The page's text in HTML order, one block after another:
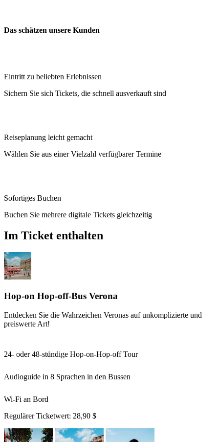
Das schätzen unsere Kunden
Eintritt zu beliebten Erlebnissen
Sichern Sie sich Tickets, die schnell ausverkauft sind
Reiseplanung leicht gemacht
Wählen Sie aus einer Vielzahl verfügbarer Termine
Sofortiges Buchen
Buchen Sie mehrere digitale Tickets gleichzeitig
Im Ticket enthalten
Hop-on Hop-off-Bus Verona
Entdecken Sie die Wahrzeichen Veronas auf unkomplizierte und
preiswerte Art!
24- oder 48-stündige Hop-on-Hop-off Tour
Audioguide in 8 Sprachen in den Bussen
Wi-Fi an Bord
Regulärer Ticketwert: 28,90 $